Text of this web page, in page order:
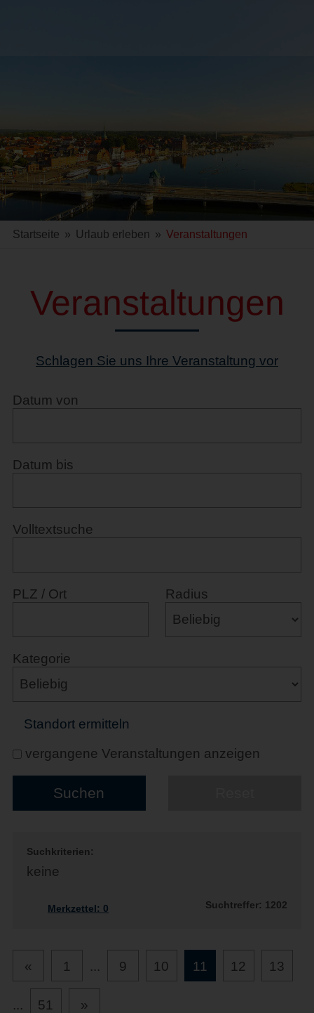
Startseite » Urlaub erleben » Veranstaltungen
Veranstaltungen
Schlagen Sie uns Ihre Veranstaltung vor
Datum von
Datum bis
Volltextsuche
PLZ / Ort Radius
Kategorie
Standort ermitteln
vergangene Veranstaltungen anzeigen
Suchkriterien:
keine
Merkzettel: 0 Suchtreffer: 1202
« 1 ... 9 10 11 12 13
... 51 »